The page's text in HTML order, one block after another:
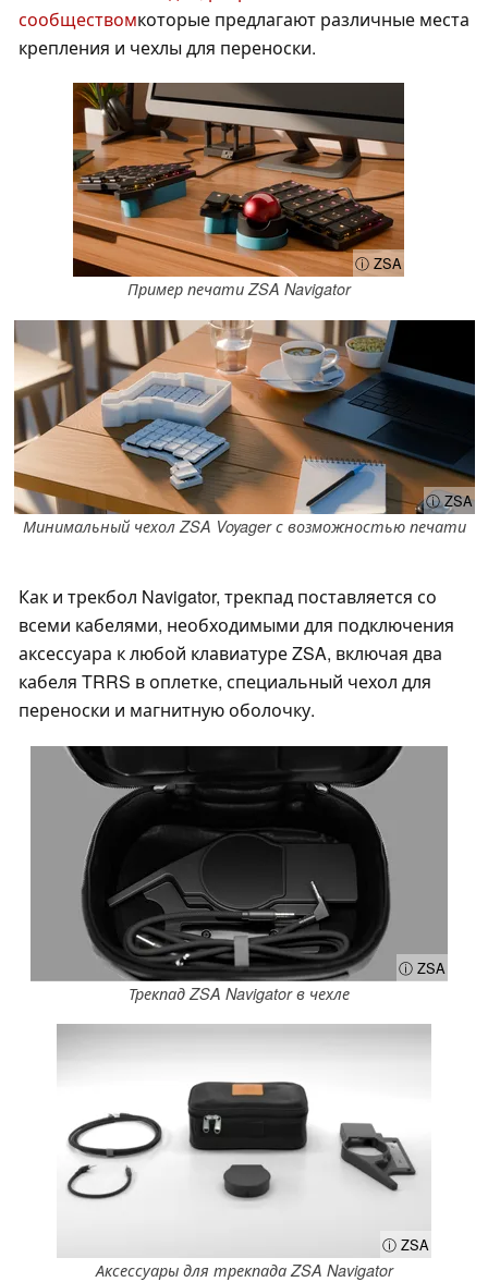
сообществомкоторые предлагают различные места
крепления и чехлы для переноски.
ⓘ ZSA
Пример печати ZSA Navigator
ⓘ ZSA
Минимальный чехол ZSA Voyager с возможностью печати
Как и трекбол Navigator, трекпад поставляется со
всеми кабелями, необходимыми для подключения
аксессуара к любой клавиатуре ZSA, включая два
кабеля TRRS в оплетке, специальный чехол для
переноски и магнитную оболочку.
ⓘ ZSA
Трекпад ZSA Navigator в чехле
ⓘ ZSA
Аксессуары для трекпада ZSA Navigator